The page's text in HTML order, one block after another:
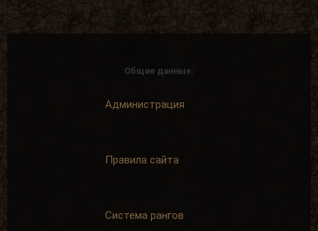
Общие данные:
Администрация
Правила сайта
Система рангов